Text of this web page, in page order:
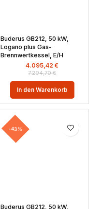
Buderus GB212, 50 kW,
Logano plus Gas-
Brennwertkessel, E/H
7.294,70€
4.095,42 €
In den Warenkorb
-43%
Buderus GB212, 50 kW,